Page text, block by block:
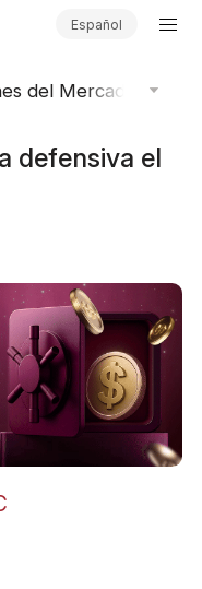
Español
del Mercado
defensiva el